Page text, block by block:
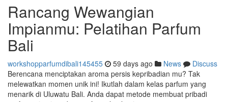
Rancang Wewangian
Impianmu: Pelatihan Parfum
Bali
workshopparfumdibali145455 59 days ago News
Discuss
Berencana menciptakan aroma persis kepribadian mu? Tak
melewatkan momen unik ini! Ikutlah dalam kelas parfum yang
menarik di Uluwatu Bali. Anda dapat metode membuat pribadi